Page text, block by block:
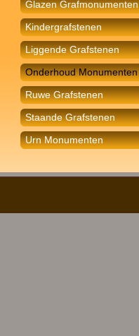
Glazen Grafmonumenten
Kindergrafstenen
Liggende Grafstenen
Onderhoud Monumenten
Ruwe Grafstenen
Staande Grafstenen
Urn Monumenten